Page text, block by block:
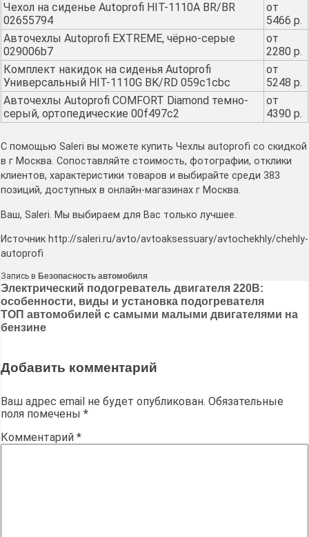
Чехол на сиденье Autoprofi HIT-1110A BR/BR
02655794
от
5466 р.
Авточехлы Autoprofi EXTREME, чёрно-серые
029006b7
от
2280 р.
Комплект накидок на сиденья Autoprofi
Универсальный HIT-1110G BK/RD 059c1cbc
от
5248 р.
Авточехлы Autoprofi COMFORT Diamond темно-
серый, ортопедические 00f497c2
от
4390 р.
С помощью Saleri вы можете купить Чехлы autoprofi со скидкой
в г Москва. Сопоставляйте стоимость, фотографии, отклики
клиентов, характеристики товаров и выбирайте среди 383
позиций, доступных в онлайн-магазинах г Москва.
Ваш, Saleri. Мы выбираем для Вас только лучшее.
Источник http://saleri.ru/avto/avtoaksessuary/avtochekhly/chehly-
autoprofi
Запись в Безопасность автомобиля
Навигация
по
записям
Электрический подогреватель двигателя 220В:
особенности, виды и установка подогревателя
ТОП автомобилей с самыми малыми двигателями на
бензине
Добавить комментарий
Ваш адрес email не будет опубликован. Обязательные
поля помечены *
Комментарий *